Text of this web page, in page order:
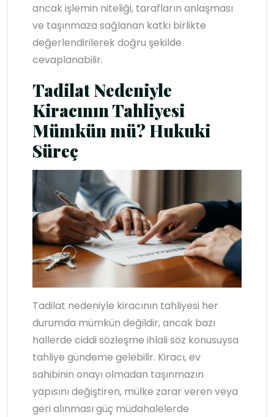
ancak işlemin niteliği, tarafların anlaşması
ve taşınmaza sağlanan katkı birlikte
değerlendirilerek doğru şekilde
cevaplanabilir.
Tadilat Nedeniyle
Kiracının Tahliyesi
Mümkün mü? Hukuki
Süreç
Tadilat nedeniyle kiracının tahliyesi her
durumda mümkün değildir, ancak bazı
hallerde ciddi sözleşme ihlali söz konusuysa
tahliye gündeme gelebilir. Kiracı, ev
sahibinin onayı olmadan taşınmazın
yapısını değiştiren, mülke zarar veren veya
geri alınması güç müdahalelerde